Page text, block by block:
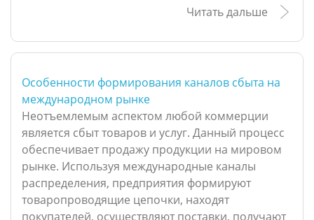
Читать дальше
Особенности формирования каналов сбыта на
международном рынке
Неотъемлемым аспектом любой коммерции
является сбыт товаров и услуг. Данный процесс
обеспечивает продажу продукции на мировом
рынке. Используя международные каналы
распределения, предприятия формируют
товаропроводящие цепочки, находят
покупателей, осуществляют поставки, получают